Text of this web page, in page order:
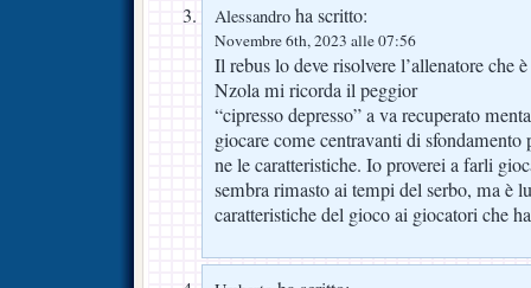
Alessandro ha scritto:
Novembre 6th, 2023 alle 07:56
Il rebus lo deve risolvere l’allenatore che
Nzola mi ricorda il peggior
“cipresso depresso” a va recuperato
giocare come centravanti di
ne le caratteristiche. Io proverei a farli
sembra rimasto ai tempi del serbo, ma è
caratteristiche del gioco ai giocatori che